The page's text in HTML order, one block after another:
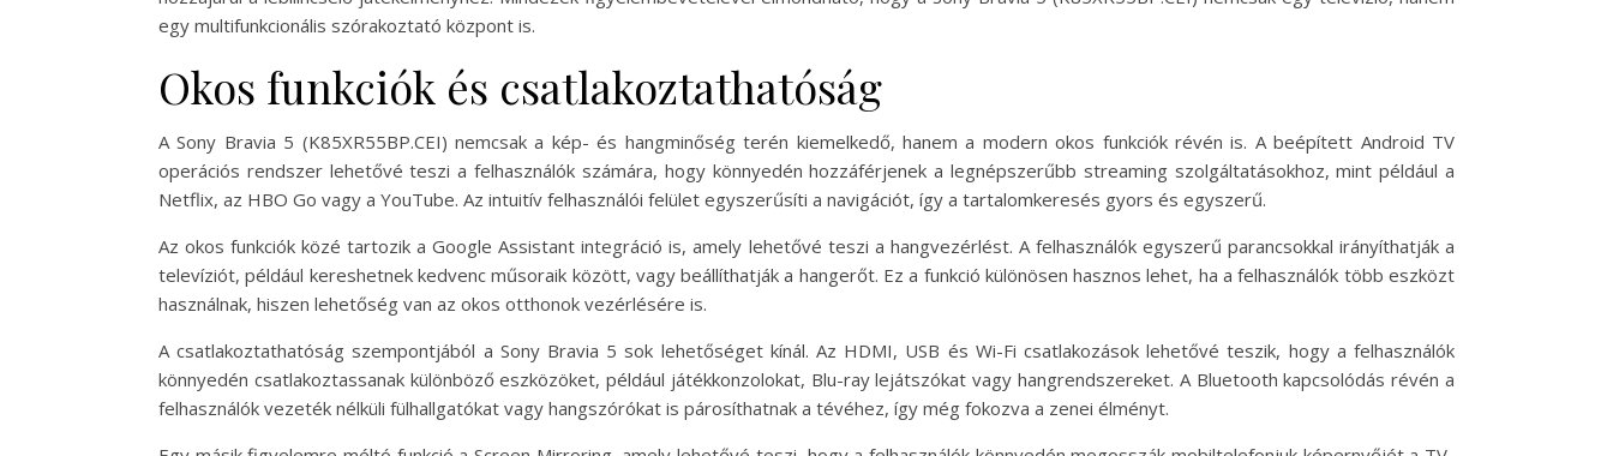
egy multifunkcionális szórakoztató központ is.
Okos funkciók és csatlakoztathatóság
A Sony Bravia 5 (K85XR55BP.CEI) nemcsak a kép- és hangminőség terén kiemelkedő, hanem a modern okos funkciók révén is. A beépített Android TV
operációs rendszer lehetővé teszi a felhasználók számára, hogy könnyedén hozzáférjenek a legnépszerűbb streaming szolgáltatásokhoz, mint például a
Netflix, az HBO Go vagy a YouTube. Az intuitív felhasználói felület egyszerűsíti a navigációt, így a tartalomkeresés gyors és egyszerű.
Az okos funkciók közé tartozik a Google Assistant integráció is, amely lehetővé teszi a hangvezérlést. A felhasználók egyszerű parancsokkal irányíthatják a
televíziót, például kereshetnek kedvenc műsoraik között, vagy beállíthatják a hangerőt. Ez a funkció különösen hasznos lehet, ha a felhasználók több eszközt
használnak, hiszen lehetőség van az okos otthonok vezérlésére is.
A csatlakoztathatóság szempontjából a Sony Bravia 5 sok lehetőséget kínál. Az HDMI, USB és Wi-Fi csatlakozások lehetővé teszik, hogy a felhasználók
könnyedén csatlakoztassanak különböző eszközöket, például játékkonzolokat, Blu-ray lejátszókat vagy hangrendszereket. A Bluetooth kapcsolódás révén a
felhasználók vezeték nélküli fülhallgatókat vagy hangszórókat is párosíthatnak a tévéhez, így még fokozva a zenei élményt.